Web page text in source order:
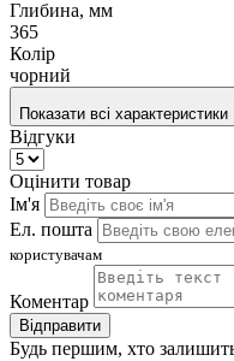
Глибина, мм
365
Колір
чорний
Показати всі характеристики
Відгуки
Оцінити товар
Ім'я
Ел. пошта
користувачам
Коментар
Відправити
Будь першим, хто